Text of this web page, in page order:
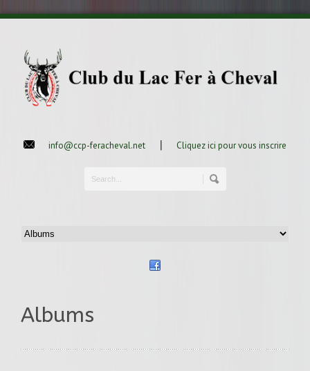
info@ccp-feracheval.net | Cliquez ici pour vous inscrire
Albums